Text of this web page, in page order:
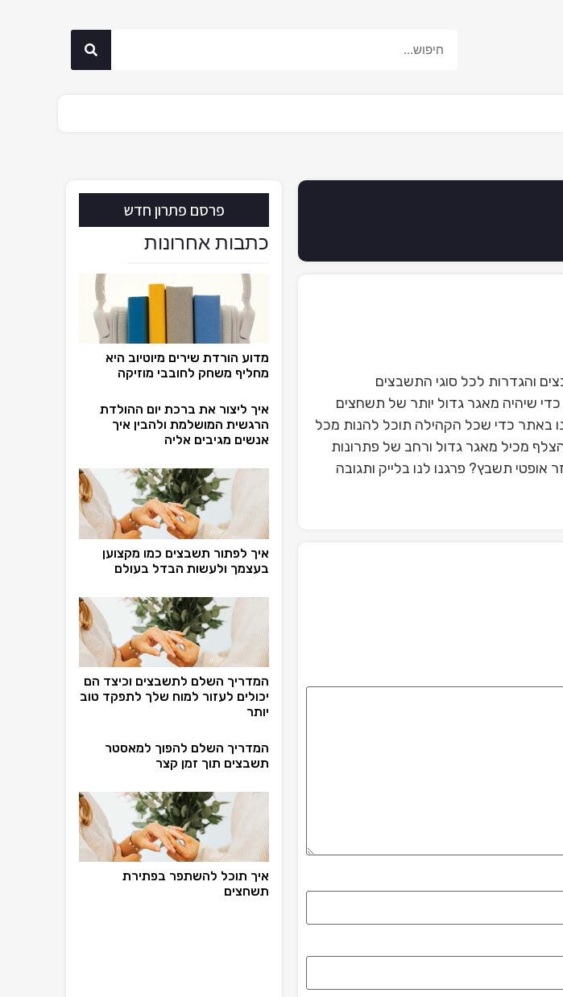
והגדרות לכל סוגי התשבצים
שיהיה מאגר גדול יותר של תשחצים
באתר כדי שכל הקהילה תוכל להנות מכל
מכיל מאגר גדול ורחב של פתרונות
תשבץ? פרגנו לנו בלייק ותגובה
פרסם פתרון חדש
כתבות אחרונות
מדוע הורדת שירים מיוטיוב היא
מחליף משחק לחובבי מוזיקה
איך ליצור את ברכת יום ההולדת
הרגשית המושלמת ולהבין איך
אנשים מגיבים אליה
איך לפתור תשבצים כמו מקצוען
בעצמך ולעשות הבדל בעולם
המדריך השלם לתשבצים וכיצד הם
יכולים לעזור למוח שלך לתפקד טוב
יותר
המדריך השלם להפוך למאסטר
תשבצים תוך זמן קצר
איך תוכל להשתפר בפתירת
תשחצים